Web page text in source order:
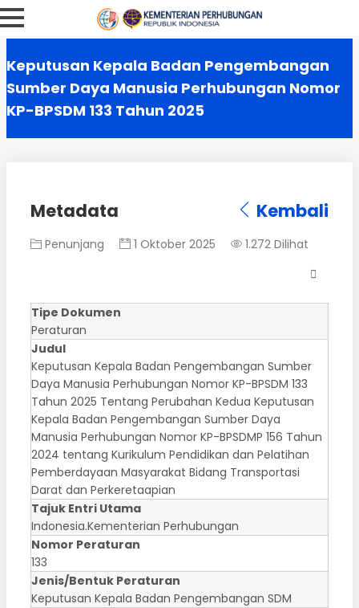
Keputusan Kepala Badan Pengembangan
Sumber Daya Manusia Perhubungan Nomor
KP-BPSDM 133 Tahun 2025
Metadata Kembali
Penunjang 1 Oktober 2025 1.272 Dilihat
Tipe Dokumen
Peraturan
Judul
Keputusan Kepala Badan Pengembangan Sumber
Daya Manusia Perhubungan Nomor KP-BPSDM 133
Tahun 2025 Tentang Perubahan Kedua Keputusan
Kepala Badan Pengembangan Sumber Daya
Manusia Perhubungan Nomor KP-BPSDMP 156 Tahun
2024 tentang Kurikulum Pendidikan dan Pelatihan
Pemberdayaan Masyarakat Bidang Transportasi
Darat dan Perkeretaapian
Tajuk Entri Utama
Indonesia.Kementerian Perhubungan
Nomor Peraturan
133
Jenis/Bentuk Peraturan
Keputusan Kepala Badan Pengembangan SDM